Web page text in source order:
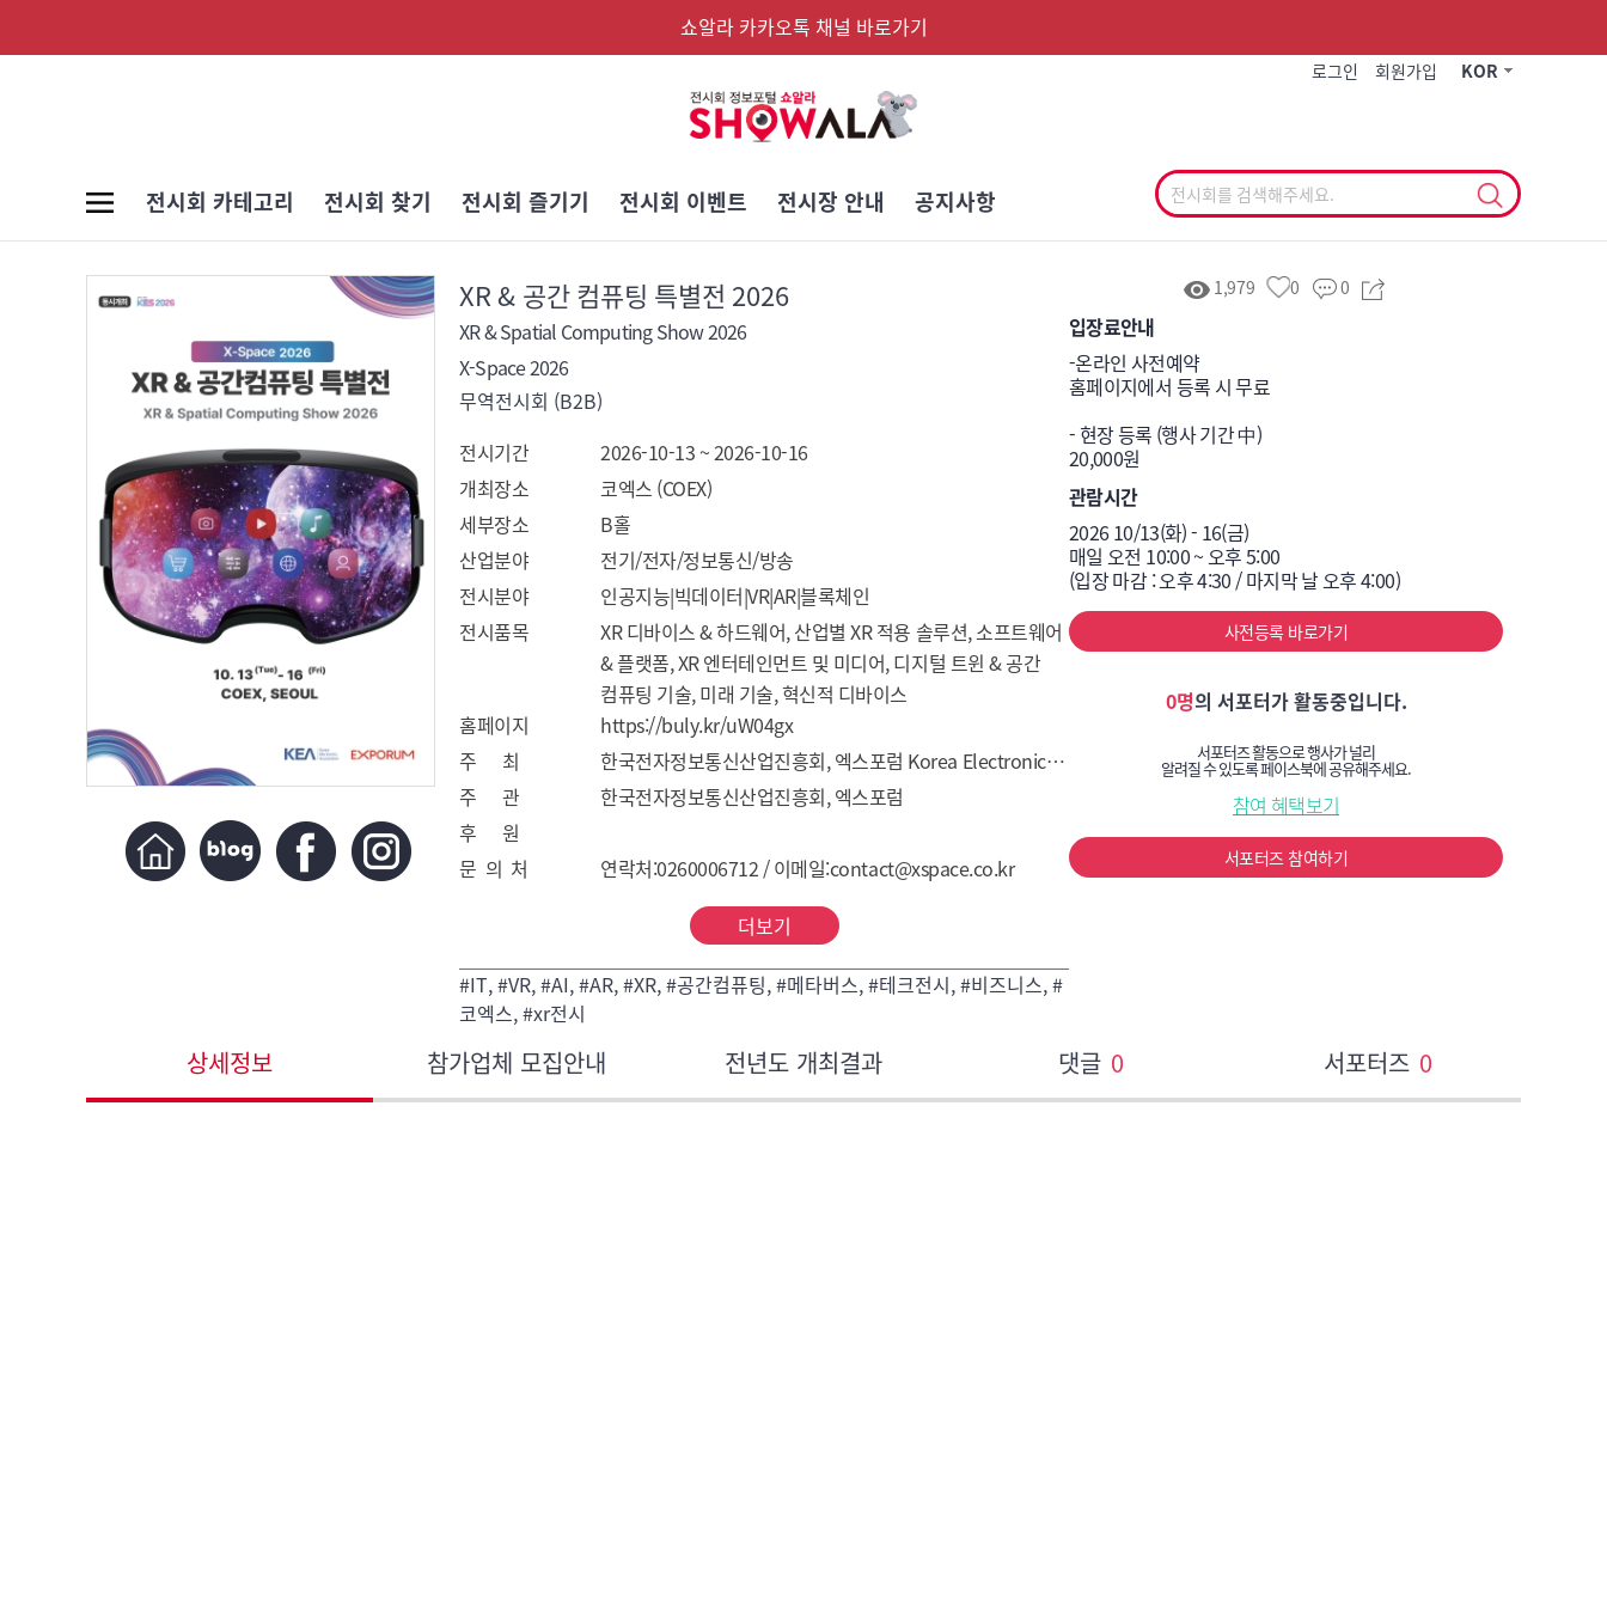
쇼알라 카카오톡 채널 바로가기
로그인 회원가입 KOR
전시회 카테고리 전시회 찾기 전시회 즐기기 전시회 이벤트 전시장 안내 공지사항
XR & 공간 컴퓨팅 특별전 2026
XR & Spatial Computing Show 2026
X-Space 2026
무역전시회 (B2B)
전시기간
2026-10-13 ~ 2026-10-16
개최장소
코엑스 (COEX)
세부장소
B홀
산업분야
전기/전자/정보통신/방송
전시분야
인공지능|빅데이터|VR|AR|블록체인
전시품목
XR 디바이스 & 하드웨어, 산업별 XR 적용 솔루션, 소프트웨어
& 플랫폼, XR 엔터테인먼트 및 미디어, 디지털 트윈 & 공간
컴퓨팅 기술, 미래 기술, 혁신적 디바이스
홈페이지
https://buly.kr/uW04gx
주 최
한국전자정보통신산업진흥회, 엑스포럼 Korea Electronics Association(KEA), EXPORUM
주 관
한국전자정보통신산업진흥회, 엑스포럼
후 원
문 의 처
연락처:0260006712 / 이메일:contact@xspace.co.kr
더보기
#IT, #VR, #AI, #AR, #XR, #공간컴퓨팅, #메타버스, #테크전시, #비즈니스, #
코엑스, #xr전시
1,979 0 0
입장료안내
-온라인 사전예약
홈페이지에서 등록 시 무료
- 현장 등록 (행사 기간 中)
20,000원
관람시간
2026 10/13(화) - 16(금)
매일 오전 10:00 ~ 오후 5:00
(입장 마감 : 오후 4:30 / 마지막 날 오후 4:00)
사전등록 바로가기
0명의 서포터가 활동중입니다.
서포터즈 활동으로 행사가 널리
알려질 수 있도록 페이스북에 공유해주세요.
참여 혜택보기
서포터즈 참여하기
상세정보 참가업체 모집안내 전년도 개최결과 댓글 0 서포터즈 0